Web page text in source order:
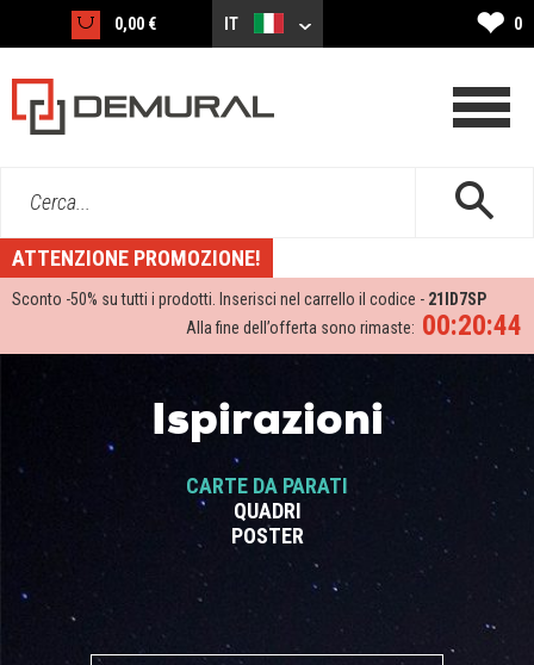
0,00 € IT ❤ 0
Cerca...
ATTENZIONE PROMOZIONE!
Sconto -50% su tutti i prodotti. Inserisci nel carrello il codice - 21ID7SP
00:20:43
Alla fine dell’offerta sono rimaste:
Ispirazioni
CARTE DA PARATI
QUADRI
POSTER